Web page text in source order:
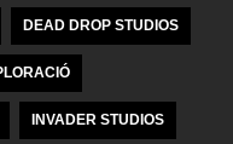
DEAD DROP STUDIOS
INVADER STUDIOS